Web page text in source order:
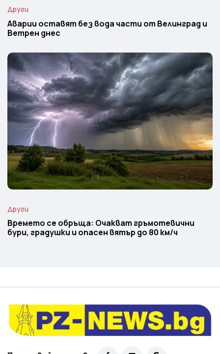
Други
Аварии оставят без вода части от Велинград и
Ветрен днес
Други
Времето се обръща: Очакват гръмотевични
бури, градушки и опасен вятър до 80 км/ч